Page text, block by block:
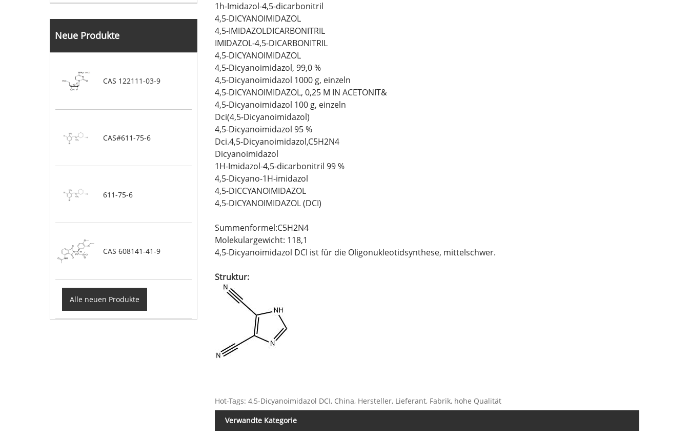
Neue Produkte
CAS 122111-03-9
CAS#611-75-6
611-75-6
CAS 608141-41-9
Alle neuen Produkte
1h-Imidazol-4,5-dicarbonitril
4,5-DICYANOIMIDAZOL
4,5-IMIDAZOLDICARBONITRIL
IMIDAZOL-4,5-DICARBONITRIL
4,5-DICYANOIMIDAZOL
4,5-Dicyanoimidazol, 99,0 %
4,5-Dicyanoimidazol 1000 g, einzeln
4,5-DICYANOIMIDAZOL, 0,25 M IN ACETONIT&
4,5-Dicyanoimidazol 100 g, einzeln
Dci(4,5-Dicyanoimidazol)
4,5-Dicyanoimidazol 95 %
Dci.4,5-Dicyanoimidazol,C5H2N4
Dicyanoimidazol
1H-Imidazol-4,5-dicarbonitril 99 %
4,5-Dicyano-1H-imidazol
4,5-DICCYANOIMIDAZOL
4,5-DICYANOIMIDAZOL (DCI)
Summenformel:C5H2N4
Molekulargewicht: 118,1
4,5-Dicyanoimidazol DCI ist für die Oligonukleotidsynthese, mittelschwer.
Struktur:
Hot-Tags: 4,5-Dicyanoimidazol DCI, China, Hersteller, Lieferant, Fabrik, hohe Qualität
Verwandte Kategorie